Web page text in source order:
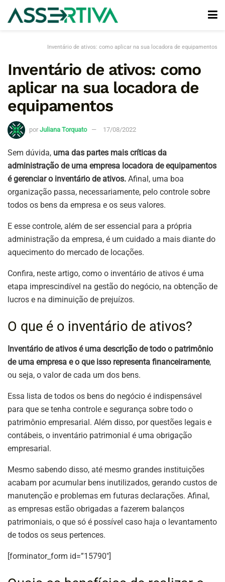
Inventário de ativos: como aplicar na sua locadora de equipamentos
Inventário de ativos: como
aplicar na sua locadora de
equipamentos
por Juliana Torquato 17/08/2022
Sem dúvida, uma das partes mais críticas da
administração de uma empresa locadora de equipamentos
é gerenciar o inventário de ativos. Afinal, uma boa
organização passa, necessariamente, pelo controle sobre
todos os bens da empresa e os seus valores.
E esse controle, além de ser essencial para a própria
administração da empresa, é um cuidado a mais diante do
aquecimento do mercado de locações.
Confira, neste artigo, como o inventário de ativos é uma
etapa imprescindível na gestão do negócio, na obtenção de
lucros e na diminuição de prejuízos.
O que é o inventário de ativos?
Inventário de ativos é uma descrição de todo o patrimônio
de uma empresa e o que isso representa financeiramente,
ou seja, o valor de cada um dos bens.
Essa lista de todos os bens do negócio é indispensável
para que se tenha controle e segurança sobre todo o
patrimônio empresarial. Além disso, por questões legais e
contábeis, o inventário patrimonial é uma obrigação
empresarial.
Mesmo sabendo disso, até mesmo grandes instituições
acabam por acumular bens inutilizados, gerando custos de
manutenção e problemas em futuras declarações. Afinal,
as empresas estão obrigadas a fazerem balanços
patrimoniais, o que só é possível caso haja o levantamento
de todos os seus pertences.
[forminator_form id=”15790″]